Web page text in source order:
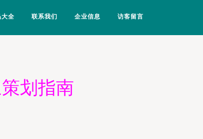
大全 联系我们 企业信息 访客留言
划指南